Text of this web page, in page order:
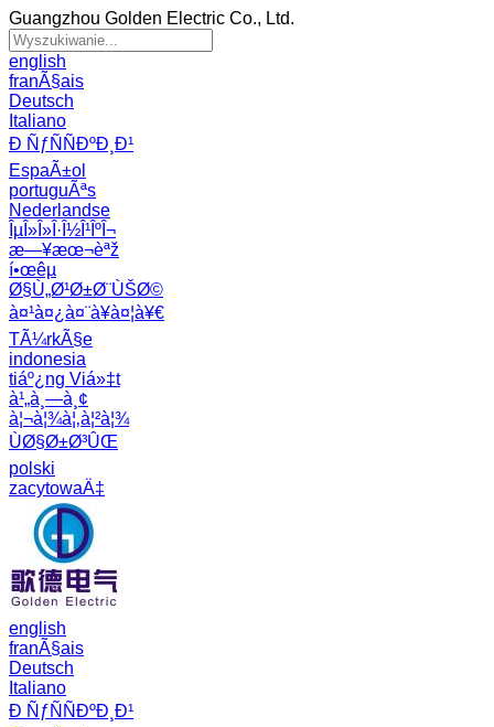
Guangzhou Golden Electric Co., Ltd.
english
franÃ§ais
Deutsch
Italiano
Ð ÑƒÑÑÐºÐ¸Ð¹
EspaÃ±ol
portuguÃªs
Nederlandse
ÎµÎ»Î»Î·Î½Î¹ÎºÎ¬
æ—¥æœ¬èªž
í•œêµ­
Ø§Ù„Ø¹Ø±Ø¨ÙŠØ©
à¤¹à¤¿à¤¨à¥à¤¦à¥€
TÃ¼rkÃ§e
indonesia
tiáº¿ng Viá»‡t
à¹„à¸—à¸¢
à¦¬à¦¾à¦‚à¦²à¦¾
ÙØ§Ø±Ø³ÛŒ
polski
zacytowaÄ‡
english
franÃ§ais
Deutsch
Italiano
Ð ÑƒÑÑÐºÐ¸Ð¹